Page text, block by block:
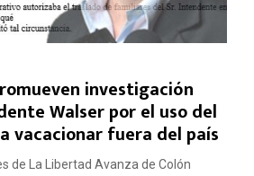
investigación
Walser por el uso del
vacacionar fuera del país
de La Libertad Avanza de Colón